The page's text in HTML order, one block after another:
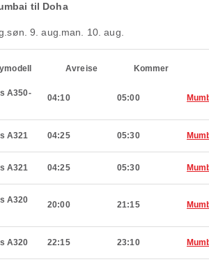
til Doha
søn. 9. aug. man. 10. aug.
Avreise Kommer
A350-
04:10 05:00
A321 04:25 05:30
A321 04:25 05:30
A320
20:00 21:15
A320 22:15 23:10